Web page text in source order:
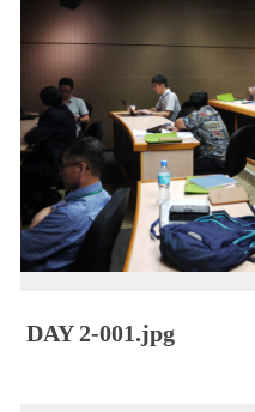
DAY 2-001.jpg